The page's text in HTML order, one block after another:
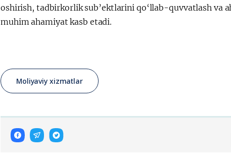
oshirish, tadbirkorlik sub’ektlarini qo‘llab-quvvatlash va
muhim ahamiyat kasb etadi.
Moliyaviy xizmatlar